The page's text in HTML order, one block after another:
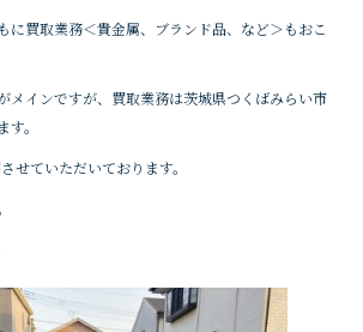
に買取業務＜貴金属、ブランド品、など＞もおこ
メインですが、買取業務は茨城県つくばみらい市
。
せていただいております。